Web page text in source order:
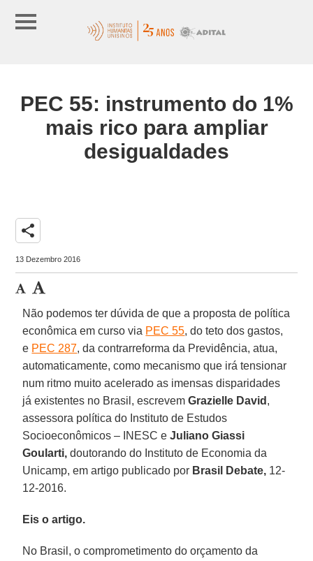
PEC 55: instrumento do 1%
mais rico para ampliar
desigualdades
share
13 Dezembro 2016
Não podemos ter dúvida de que a proposta de política
econômica em curso via PEC 55, do teto dos gastos,
e PEC 287, da contrarreforma da Previdência, atua,
automaticamente, como mecanismo que irá tensionar
num ritmo muito acelerado as imensas disparidades
já existentes no Brasil, escrevemGrazielle David ,
assessora política do Instituto de Estudos
Socioeconômicos – INESC eJuliano Giassi
Goularti, doutorando do Instituto de Economia da
Unicamp, em artigo publicado por Brasil Debate, 12-
12-2016.
Eis o artigo.
No Brasil, o comprometimento do orçamento da